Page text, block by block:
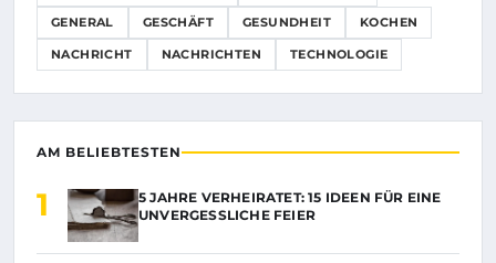
GENERAL GESCHÄFT GESUNDHEIT KOCHEN
NACHRICHT NACHRICHTEN TECHNOLOGIE
AM BELIEBTESTEN
1
5 JAHRE VERHEIRATET: 15 IDEEN FÜR EINE
UNVERGESSLICHE FEIER